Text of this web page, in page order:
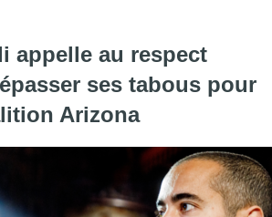
l'article "Formation fédérale :
appelle au respect
ses tabous pour
Arizona